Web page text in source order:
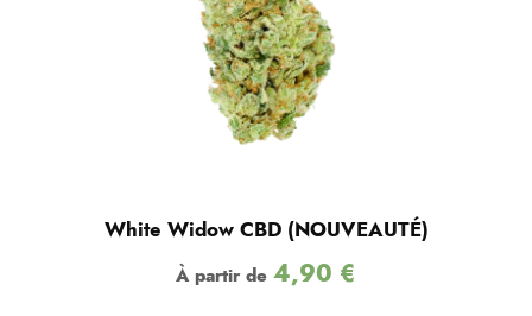
White Widow CBD (NOUVEAUTÉ)
À partir de 4,90 €